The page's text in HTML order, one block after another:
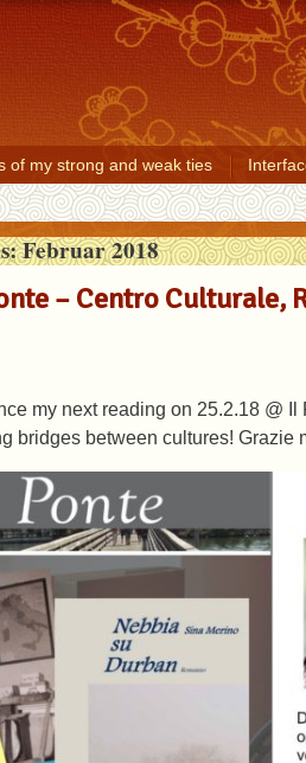
of my strong and weak ties
Februar 2018
– Centro Culturale,
my next reading on 25.2.18 @
bridges between cultures!